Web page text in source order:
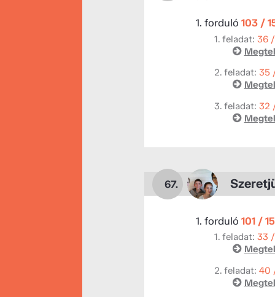
1. forduló 103 /
1. feladat: 36
2. feladat: 35
3. feladat: 32
67.
1. forduló 101 /
1. feladat: 33
2. feladat: 40